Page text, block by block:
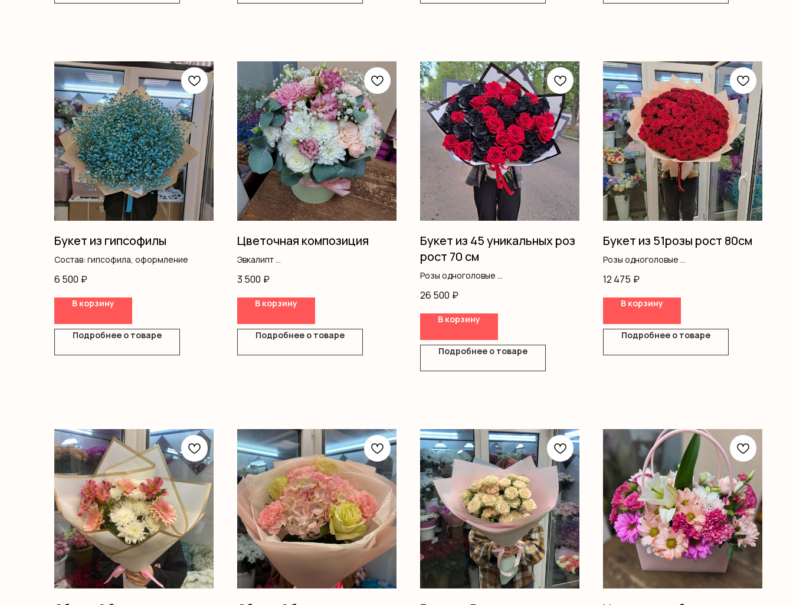
Букет из гипсофилы
Состав: гипсофила, оформление
6 500 ₽
В корзину
Подробнее о товаре
Цветочная композиция
Эвкалипт
Хризантемы
Гипсофила
Кустовая роза
Коробка
3 500 ₽
В корзину
Подробнее о товаре
Букет из 45 уникальных роз
рост 70 см
Розы одноголовые
26 500 ₽
В корзину
Подробнее о товаре
Букет из 51розы рост 80см
Розы одноголовые
12 475 ₽
В корзину
Подробнее о товаре